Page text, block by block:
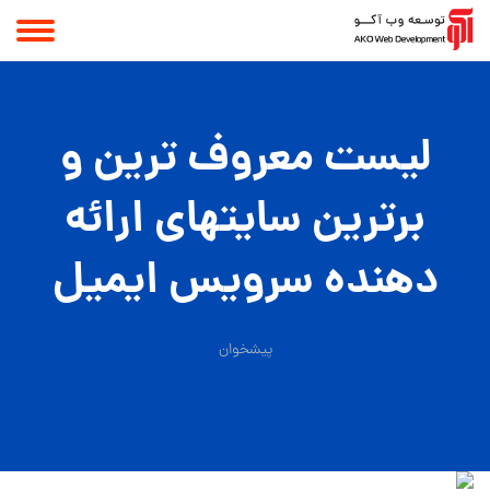
لیست معروف ترین و
برترین سایتهای ارائه
دهنده سرویس ایمیل
پیشخوان